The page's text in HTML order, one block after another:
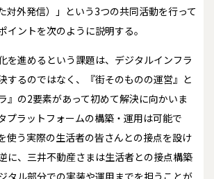
対外発信）」という3つの共同活動を行って
イントを次のように説明する。
を進めるという課題は、デジタルインフラ
するのではなく、『街そのものの運営』と
』の2要素があって初めて解決に向かいま
プラットフォームの構築・運用は可能で
使う実際の生活者の皆さんとの接点を設け
に、三井不動産さまは生活者との接点構築